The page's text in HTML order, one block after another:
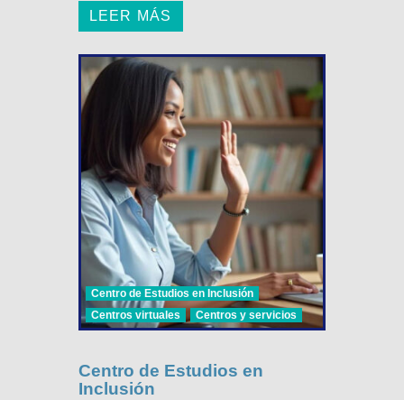
LEER MÁS
Centro de Estudios en Inclusión
Centros virtuales
Centros y servicios
Centro de Estudios en
Inclusión